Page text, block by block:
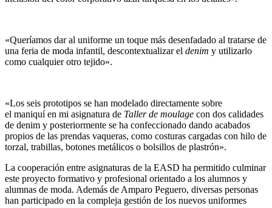
«Queríamos dar al uniforme un toque más desenfadado al tratarse de
una feria de moda infantil, descontextualizar el denim y utilizarlo
como cualquier otro tejido».
«Los seis prototipos se han modelado directamente sobre
el maniquí en mi asignatura de Taller de moulage con dos calidades
de denim y posteriormente se ha confeccionado dando acabados
propios de las prendas vaqueras, como costuras cargadas con hilo de
torzal, trabillas, botones metálicos o bolsillos de plastrón».
La cooperación entre asignaturas de la EASD ha permitido culminar
este proyecto formativo y profesional orientado a los alumnos y
alumnas de moda. Además de Amparo Peguero, diversas personas
han participado en la compleja gestión de los nuevos uniformes